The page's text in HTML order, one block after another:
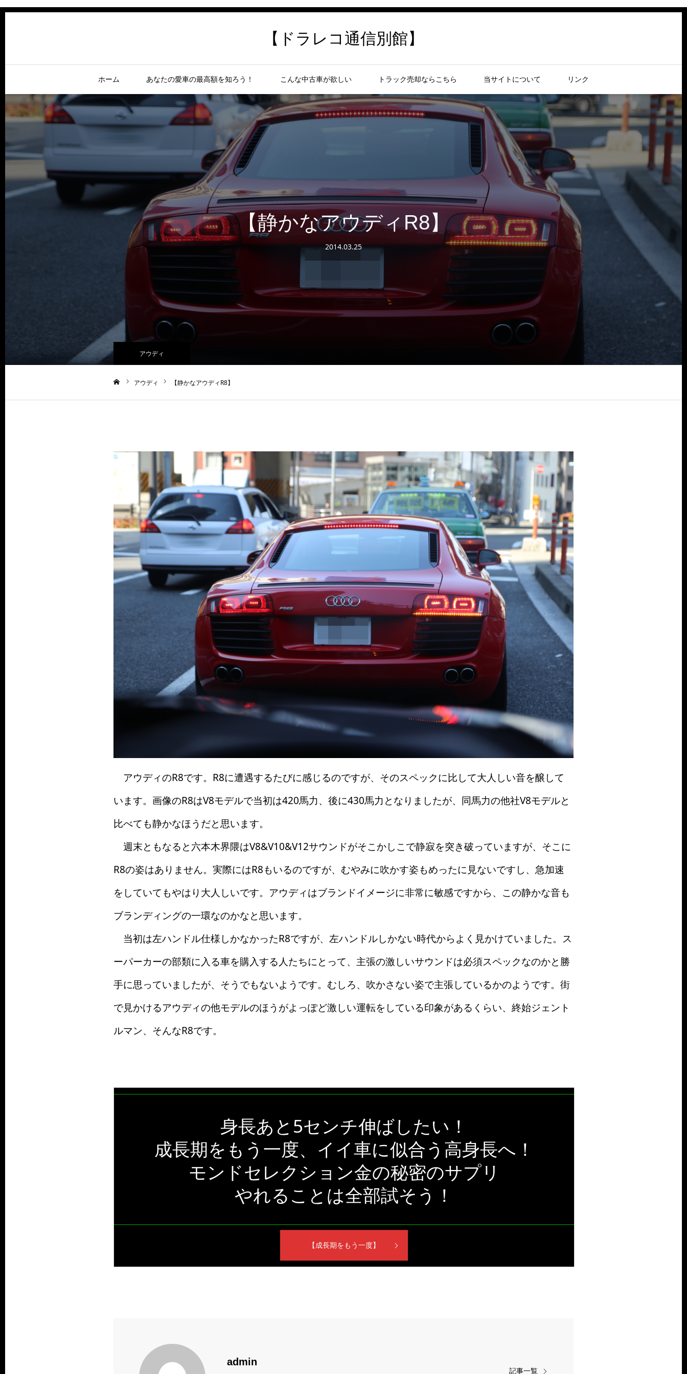
【ドラレコ通信別館】
ホーム あなたの愛車の最高額を知ろう！ こんな中古車が欲しい トラック売却ならこちら 当サイトについて リンク
【静かなアウディR8】
2014.03.25
アウディ
アウディ 【静かなアウディR8】
アウディのR8です。R8に遭遇するたびに感じるのですが、そのスペックに比して大人しい音を醸して
います。画像のR8はV8モデルで当初は420馬力、後に430馬力となりましたが、同馬力の他社V8モデルと
比べても静かなほうだと思います。
週末ともなると六本木界隈はV8&V10&V12サウンドがそこかしこで静寂を突き破っていますが、そこに
R8の姿はありません。実際にはR8もいるのですが、むやみに吹かす姿もめったに見ないですし、急加速
をしていてもやはり大人しいです。アウディはブランドイメージに非常に敏感ですから、この静かな音も
ブランディングの一環なのかなと思います。
当初は左ハンドル仕様しかなかったR8ですが、左ハンドルしかない時代からよく見かけていました。ス
ーパーカーの部類に入る車を購入する人たちにとって、主張の激しいサウンドは必須スペックなのかと勝
手に思っていましたが、そうでもないようです。むしろ、吹かさない姿で主張しているかのようです。街
で見かけるアウディの他モデルのほうがよっぽど激しい運転をしている印象があるくらい、終始ジェント
ルマン、そんなR8です。
身長あと5センチ伸ばしたい！
成長期をもう一度、イイ車に似合う高身長へ！
モンドセレクション金の秘密のサプリ
やれることは全部試そう！
【成長期をもう一度】
admin
記事一覧